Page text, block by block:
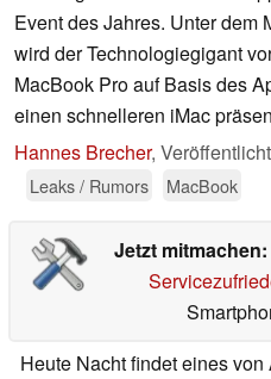
Event des Jahres. Unter dem
wird der Technologiegigant
MacBook Pro auf Basis des
einen schnelleren iMac
Hannes Brecher,
Leaks / Rumors
MacBook
Jetzt mitmachen:
Heute Nacht findet eines